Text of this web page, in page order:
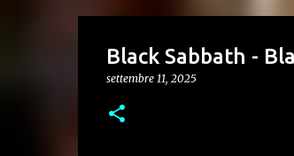
Black Sabbath -
settembre 11, 2025